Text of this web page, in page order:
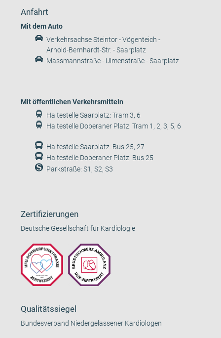
Anfahrt
Mit dem Auto
Verkehrsachse Steintor - Vögenteich -
Arnold-Bernhardt-Str. - Saarplatz
Massmannstraße - Ulmenstraße - Saarplatz
Mit öffentlichen Verkehrsmitteln
Haltestelle Saarplatz: Tram 3, 6
Haltestelle Doberaner Platz: Tram 1, 2, 3, 5, 6
Haltestelle Saarplatz: Bus 25, 27
Haltestelle Doberaner Platz: Bus 25
Parkstraße: S1, S2, S3
Zertifizierungen
Deutsche Gesellschaft für Kardiologie
Qualitätssiegel
Bundesverband Niedergelassener Kardiologen